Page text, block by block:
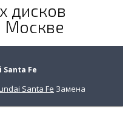
дисков
Москве
Fe
Santa Fe Замена